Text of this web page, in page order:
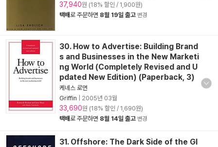
37,940원 (18% 할인 / 1,900원)
택배로 주문하면 8월 19일 출고 변경
30. How to Advertise: Building Brand
s and Businesses in the New Marketi
ng World (Completely Revised and U
pdated New Edition) (Paperback, 3)
케네스 로먼
Griffin
2005년 03월
33,690원 (18% 할인 / 1,690원)
택배로 주문하면 8월 14일 출고 변경
31. Offshore: The Dark Side of the Gl